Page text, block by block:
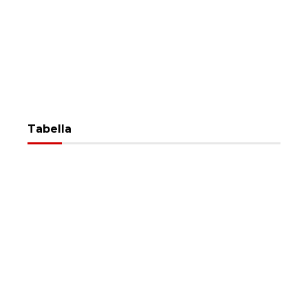
Tabella